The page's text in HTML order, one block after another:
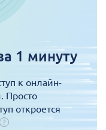
1 минуту
к онлайн-
Просто
откроется